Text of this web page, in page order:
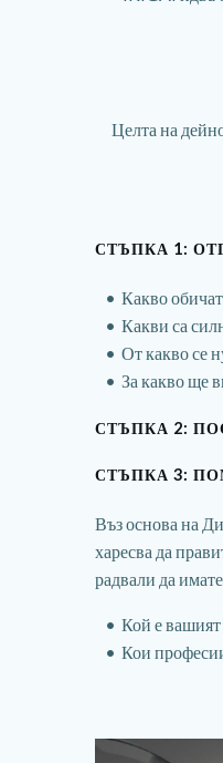
Целта на
СТЪПКА 1:
Какво
Какви са
От какво се
За какво ще
СТЪПКА 2:
СТЪПКА 3:
Въз основа на
харесва да
радвали да
Кой е вашият
Кои